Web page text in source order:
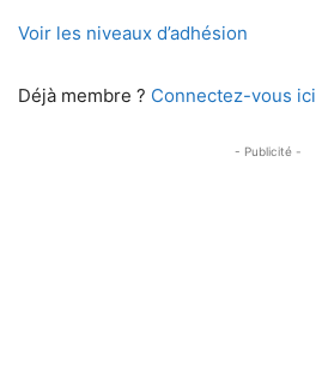
Voir les niveaux d’adhésion
Déjà membre ? Connectez-vous ici
- Publicité -